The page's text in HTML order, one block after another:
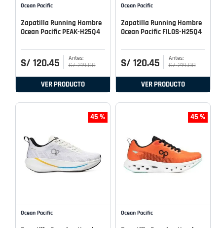
Ocean Pacific
Zapatilla Running Hombre
Ocean Pacific PEAK-H25Q4
S/ 120.45 S/ 219.00
VER PRODUCTO
Ocean Pacific
Zapatilla Running Hombre
Ocean Pacific FILOS-H25Q4
S/ 120.45 S/ 219.00
VER PRODUCTO
45 %
Ocean Pacific
45 %
Ocean Pacific